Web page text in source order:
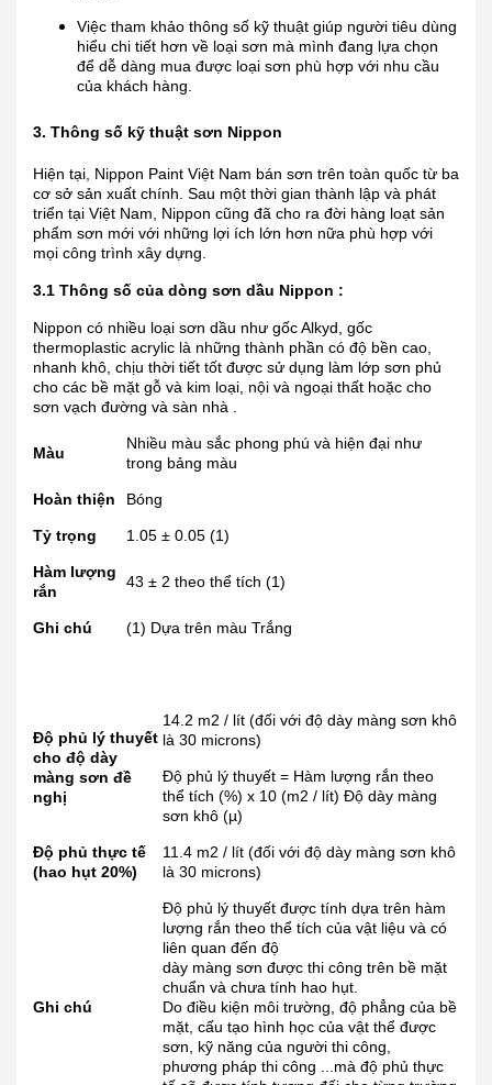
Việc tham khảo thông số kỹ thuật giúp người tiêu dùng
hiểu chi tiết hơn về loại sơn mà mình đang lựa chọn
để dễ dàng mua được loại sơn phù hợp với nhu cầu
của khách hàng.
3. Thông số kỹ thuật sơn Nippon
Hiện tại, Nippon Paint Việt Nam bán sơn trên toàn quốc từ ba
cơ sở sản xuất chính. Sau một thời gian thành lập và phát
triển tại Việt Nam, Nippon cũng đã cho ra đời hàng loạt sản
phẩm sơn mới với những lợi ích lớn hơn nữa phù hợp với
mọi công trình xây dựng.
3.1 Thông số của dòng sơn dầu Nippon :
Nippon có nhiều loại sơn dầu như gốc Alkyd, gốc
thermoplastic acrylic là những thành phần có độ bền cao,
nhanh khô, chịu thời tiết tốt được sử dụng làm lớp sơn phủ
cho các bề mặt gỗ và kim loại, nội và ngoại thất hoặc cho
sơn vạch đường và sàn nhà .
Màu
Nhiều màu sắc phong phú và hiện đại như
trong bảng màu
Hoàn thiện Bóng
Tỷ trọng 1.05 ± 0.05 (1)
Hàm lượng
rắn
43 ± 2 theo thể tích (1)
Ghi chú (1) Dựa trên màu Trắng
Độ phủ lý thuyết
cho độ dày
màng sơn đề
nghị
14.2 m2 / lít (đối với độ dày màng sơn khô
là 30 microns)
Độ phủ lý thuyết = Hàm lượng rắn theo
thể tích (%) x 10 (m2 / lít) Độ dày màng
sơn khô (µ)
Độ phủ thực tế
(hao hụt 20%)
11.4 m2 / lít (đối với độ dày màng sơn khô
là 30 microns)
Ghi chú
Độ phủ lý thuyết được tính dựa trên hàm
lượng rắn theo thể tích của vật liệu và có
liên quan đến độ
dày màng sơn được thi công trên bề mặt
chuẩn và chưa tính hao hụt.
Do điều kiện môi trường, độ phẳng của bề
mặt, cấu tạo hình học của vật thể được
sơn, kỹ năng của người thi công,
phương pháp thi công ... mà độ phủ thực